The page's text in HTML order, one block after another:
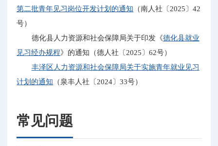
第二批青年见习岗位开发计划的通知 （南人社〔2025〕42
号）
德化县人力资源和社会保障局关于印发《德化县就业
见习经办规程》的通知（德人社〔2025〕62号）
丰泽区人力资源和社会保障局关于实施青年就业见习
计划的通知 （泉丰人社〔2024〕33号）
常见问题